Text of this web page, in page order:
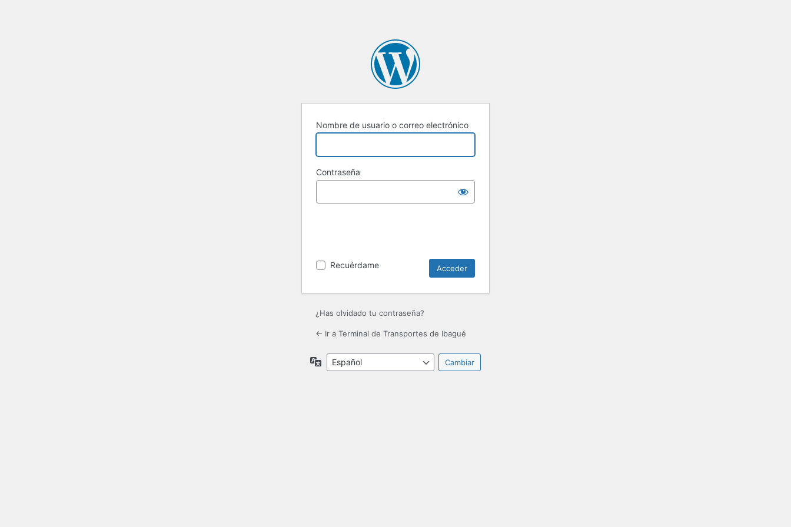
Nombre de usuario o correo electrónico
Contraseña
Recuérdame
¿Has olvidado tu contraseña?
← Ir a Terminal de Transportes de Ibagué
Idioma